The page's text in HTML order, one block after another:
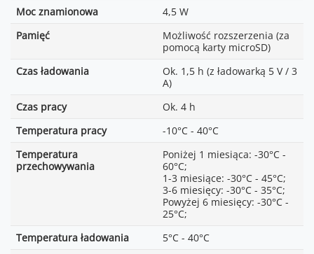
Moc znamionowa
4,5 W
Pamięć
Możliwość rozszerzenia (za
pomocą karty microSD)
Czas ładowania
Ok. 1,5 h (z ładowarką 5 V / 3
A)
Czas pracy
Ok. 4 h
Temperatura pracy
-10°C - 40°C
Temperatura
przechowywania
Poniżej 1 miesiąca: -30°C -
60°C;
1-3 miesiące: -30°C - 45°C;
3-6 miesięcy: -30°C - 35°C;
Powyżej 6 miesięcy: -30°C -
25°C;
Temperatura ładowania
5°C - 40°C